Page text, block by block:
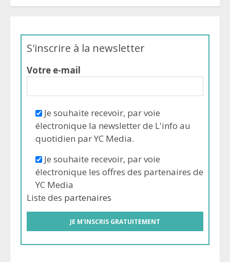
S'inscrire à la newsletter
Votre e-mail
Je souhaite recevoir, par voie
électronique la newsletter de L'info au
quotidien par YC Media.
Je souhaite recevoir, par voie
électronique les offres des partenaires de
YC Media
Liste des partenaires